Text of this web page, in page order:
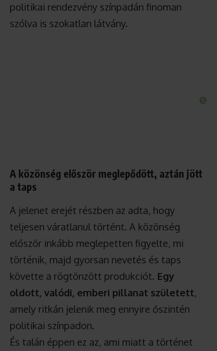
politikai rendezvény színpadán finoman
szólva is szokatlan látvány.
A közönség először meglepődött, aztán jött
a taps
A jelenet erejét részben az adta, hogy
teljesen váratlanul történt. A közönség
először inkább meglepetten figyelte, mi
történik, majd gyorsan nevetés és taps
követte a rögtönzött produkciót. Egy
oldott, valódi, emberi pillanat született,
amely ritkán jelenik meg ennyire őszintén
politikai színpadon.
És talán éppen ez az, ami miatt a történet